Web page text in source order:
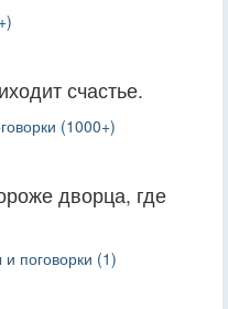
счастье.
(1000+)
дворца, где
поговорки (1)